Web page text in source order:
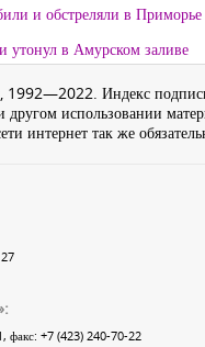
и обстреляли в Приморье
утонул в Амурском заливе
1992—2022. Индекс
использовании
интернет так же
, факс: +7 (423) 240-70-22